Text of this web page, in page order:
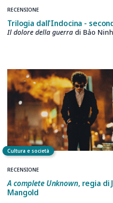
RECENSIONE
Trilogia dall'Indocina -
Il dolore della guerra di Bảo Ninh
Cultura e società
RECENSIONE
A complete Unknown, regia di
Mangold